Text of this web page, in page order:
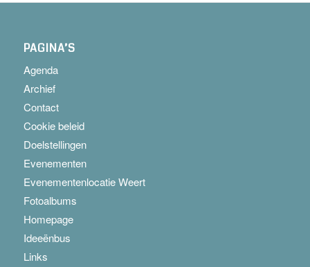
PAGINA’S
Agenda
Archief
Contact
Cookie beleid
Doelstellingen
Evenementen
Evenementenlocatie Weert
Fotoalbums
Homepage
Ideeënbus
Links